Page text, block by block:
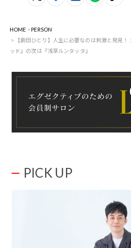
HOME
PERSON
【劇団ひとり】人生に必要なのは刺激と発見
ッド』の次は『浅草ルンタッタ』
PICK UP